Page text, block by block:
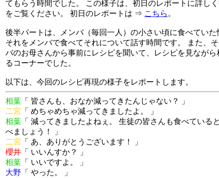
てもらう時間でした。 この様子は、初日のレポートに詳し
をご覧ください。 初日のレポートは ⇒ こちら 。
後半パートは、メンバ（毎回一人）の小さい頃に食べてい
それをメンバで食べてそれについて話す時間です。 また、
バのお母さんから事前にレシピを聞いて、レシピを見なが
るコーナーでした。
以下は、今回のレシピ再現の様子をレポートします。
相葉 「 皆さんも、おなか減ってきたんじゃない？ 」
二宮 「 めちゃめちゃ減ってきましたよ。 」
相葉 「 減ってきましたよねぇ。 生徒の皆さんも食べている
べましょう！ 」
二宮 「 あ、ありがとうございます！ 」
櫻井 「 いいんすか？ 」
相葉 「 いいですよ。 」
大野 「 やった。 」